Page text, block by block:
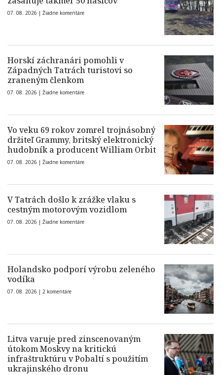
07. 08. 2026 | Žiadne komentáre
Horskí záchranári pomohli v
Západných Tatrách turistovi so
zraneným členkom
07. 08. 2026 | Žiadne komentáre
Vo veku 69 rokov zomrel trojnásobný
držiteľ Grammy, britský elektronický
hudobník a producent William Orbit
07. 08. 2026 | Žiadne komentáre
V Tatrách došlo k zrážke vlaku s
cestným motorovým vozidlom
07. 08. 2026 | Žiadne komentáre
Holandsko podporí výrobu zeleného
vodíka
07. 08. 2026 | 2 komentáre
Litva varuje pred zinscenovaným
útokom Moskvy na kritickú
infraštruktúru v Pobaltí s použitím
ukrajinského dronu